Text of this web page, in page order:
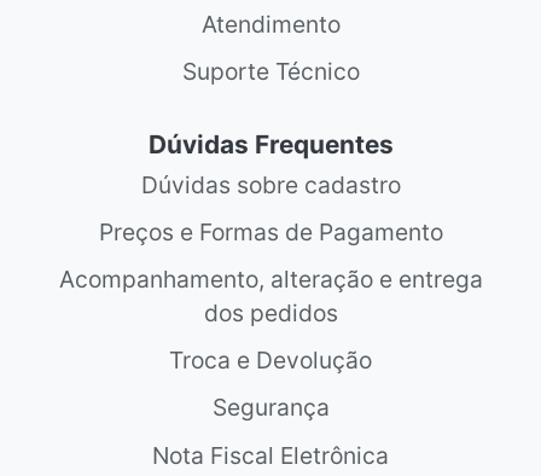
Atendimento
Suporte Técnico
Dúvidas Frequentes
Dúvidas sobre cadastro
Preços e Formas de Pagamento
Acompanhamento, alteração e entrega
dos pedidos
Troca e Devolução
Segurança
Nota Fiscal Eletrônica